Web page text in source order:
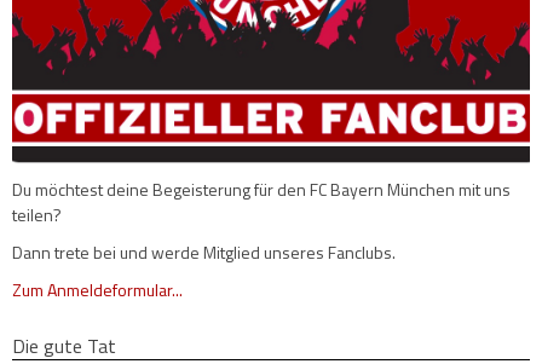
Du möchtest deine Begeisterung für den FC Bayern München mit uns
teilen?
Dann trete bei und werde Mitglied unseres Fanclubs.
Zum Anmeldeformular...
Die gute Tat